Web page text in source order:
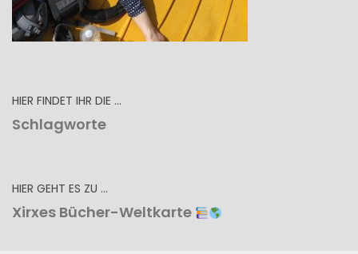
HIER FINDET IHR DIE …
Schlagworte
HIER GEHT ES ZU …
Xirxes Bücher-Weltkarte